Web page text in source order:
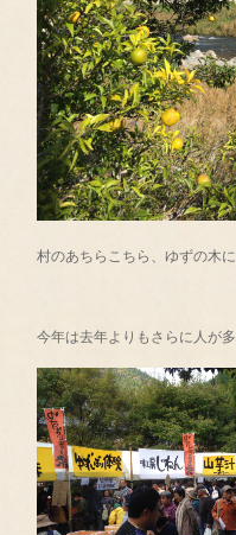
村のあちらこちら、ゆずの木
今年は去年よりもさらに人が